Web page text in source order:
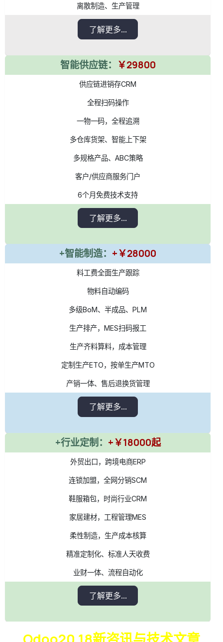
离散制造、生产管理
了解更多...
智能供应链： ￥29800
供应链进销存CRM
全程扫码操作
一物一码，全程追溯
多仓库货架、智能上下架
多规格产品、ABC策略
客户/供应商服务门户
6个月免费技术支持
了解更多...
+智能制造： +￥28000
料工费全面生产跟踪
物料自动编码
多级BoM、半成品、PLM
生产排产，MES扫码报工
生产齐料算料，成本管理
定制生产ETO，按单生产MTO
产销一体、售后退换货管理
了解更多...
+行业定制： +￥18000起
外贸出口，跨境电商ERP
连锁加盟，全网分销SCM
鞋服箱包，时尚行业CRM
家居建材，工程管理MES
柔性制造，生产成本核算
精准定制化、标准人天收费
业财一体、流程自动化
了解更多...